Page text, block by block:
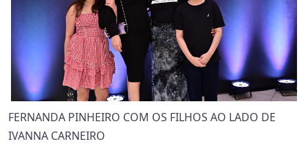
FERNANDA PINHEIRO COM OS FILHOS AO LADO DE
IVANNA CARNEIRO